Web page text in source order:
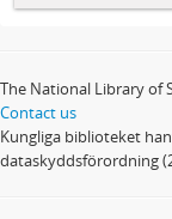
The National Library of
Contact us
Kungliga biblioteket
dataskyddsförordning